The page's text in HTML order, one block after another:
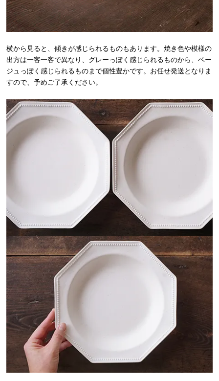
横から見ると、傾きが感じられるものもあります。焼き色や模様の
出方は一客一客で異なり、グレーっぽく感じられるものから、ベー
ジュっぽく感じられるものまで個性豊かです。お任せ発送となりま
すので、予めご了承ください。